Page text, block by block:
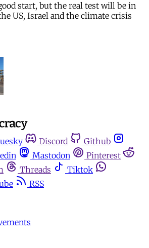
start, but the real test will be in
US, Israel and the climate crisis
Discord
Github
Mastodon
Pinterest
Threads
Tiktok
RSS